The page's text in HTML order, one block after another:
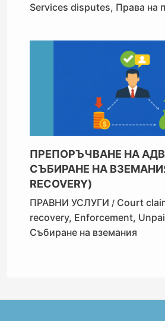
Services disputes, Права на
ПРЕПОРЪЧВАНЕ НА
СЪБИРАНЕ НА
RECOVERY)
ПРАВНИ УСЛУГИ / Court
recovery, Enforcement,
Събиране на вземания